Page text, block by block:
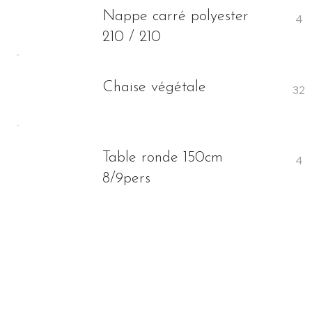
Nappe carré polyester
210 / 210
Chaise végétale
Table ronde 150cm
8/9pers